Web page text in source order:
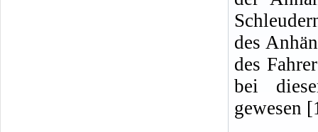
des
des
bei
gewesen